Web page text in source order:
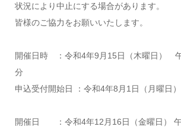
状況により中止にする場合があります。
皆様のご協力をお願いいたします。
開催日時 ：令和4年9月15日（木曜日）
分
申込受付開始日 ：令和4年8月1日（月曜日
開催日 ：令和4年12月16日（金曜日）